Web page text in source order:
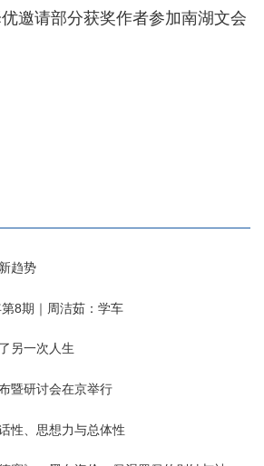
邀请部分获奖作者参加南湖文会
趋势
第8期｜周洁茹：学车
另一次人生
暨研讨会在京举行
性、思想力与总体性